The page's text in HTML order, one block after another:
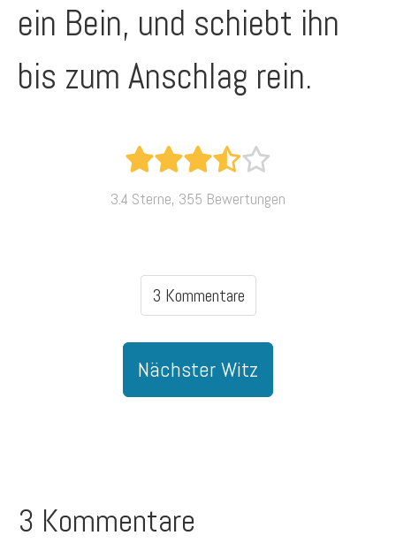
ein Bein, und schiebt ihn
bis zum Anschlag rein.
3.4 Sterne, 355 Bewertungen
3 Kommentare
Nächster Witz
3 Kommentare